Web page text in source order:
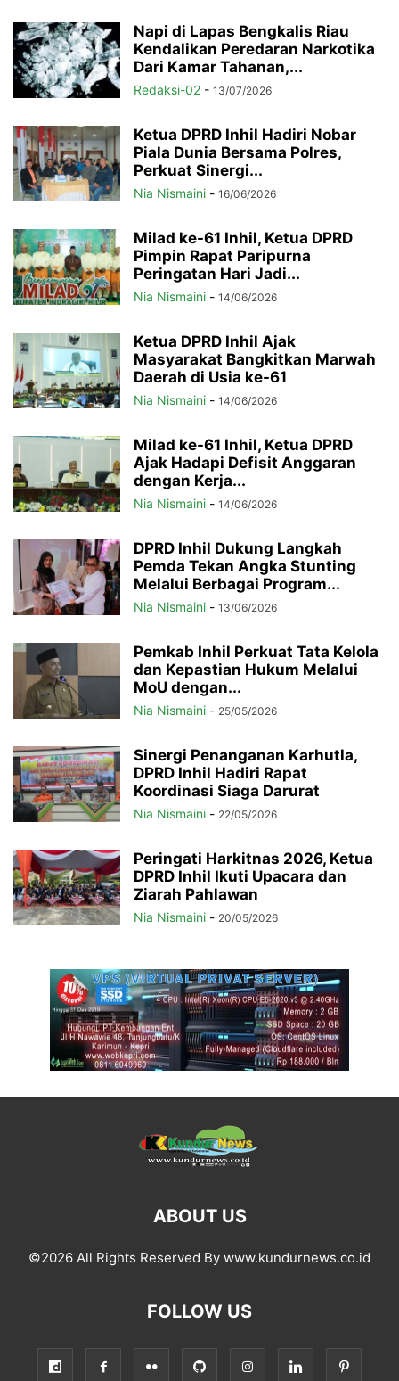
Napi di Lapas Bengkalis Riau
Kendalikan Peredaran Narkotika
Dari Kamar Tahanan,...
Redaksi-02 - 13/07/2026
Ketua DPRD Inhil Hadiri Nobar
Piala Dunia Bersama Polres,
Perkuat Sinergi...
Nia Nismaini - 16/06/2026
Milad ke-61 Inhil, Ketua DPRD
Pimpin Rapat Paripurna
Peringatan Hari Jadi...
Nia Nismaini - 14/06/2026
Ketua DPRD Inhil Ajak
Masyarakat Bangkitkan Marwah
Daerah di Usia ke-61
Nia Nismaini - 14/06/2026
Milad ke-61 Inhil, Ketua DPRD
Ajak Hadapi Defisit Anggaran
dengan Kerja...
Nia Nismaini - 14/06/2026
DPRD Inhil Dukung Langkah
Pemda Tekan Angka Stunting
Melalui Berbagai Program...
Nia Nismaini - 13/06/2026
Pemkab Inhil Perkuat Tata Kelola
dan Kepastian Hukum Melalui
MoU dengan...
Nia Nismaini - 25/05/2026
Sinergi Penanganan Karhutla,
DPRD Inhil Hadiri Rapat
Koordinasi Siaga Darurat
Nia Nismaini - 22/05/2026
Peringati Harkitnas 2026, Ketua
DPRD Inhil Ikuti Upacara dan
Ziarah Pahlawan
Nia Nismaini - 20/05/2026
ABOUT US
©2026 All Rights Reserved By www.kundurnews.co.id
FOLLOW US